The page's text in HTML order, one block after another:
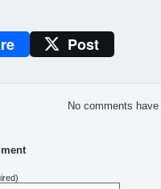
Post
No comments